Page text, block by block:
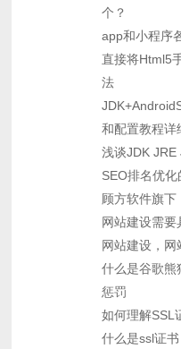
个？
app和小程序
直接将Html5
法
和配置教程详
浅谈JDK JRE
SEO排名优
顾方软件旗
网站建设需要
网站建设，
什么是谷歌熊
惩罚
如何理解SSL
什么是ssl证书